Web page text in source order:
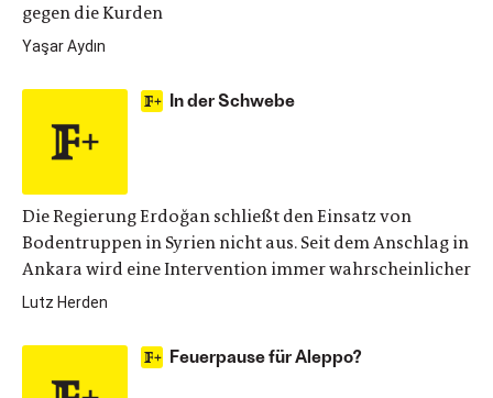
gegen die Kurden
Yaşar Aydın
In der Schwebe
Die Regierung Erdoğan schließt den Einsatz von
Bodentruppen in Syrien nicht aus. Seit dem Anschlag in
Ankara wird eine Intervention immer wahrscheinlicher
Lutz Herden
Feuerpause für Aleppo?